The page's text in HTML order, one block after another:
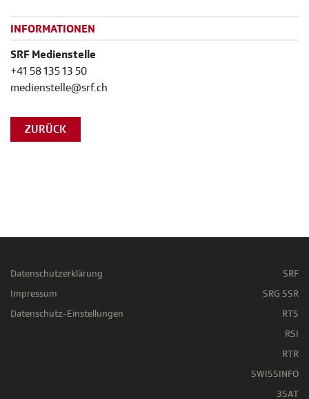
INFORMATIONEN
SRF Medienstelle
+41 58 135 13 50
medienstelle@srf.ch
ZURÜCK
Datenschutzerklärung
Impressum
Datenschutz-Einstellungen
SRF
SRG SSR
RTS
RSI
RTR
SWISSINFO
3SAT